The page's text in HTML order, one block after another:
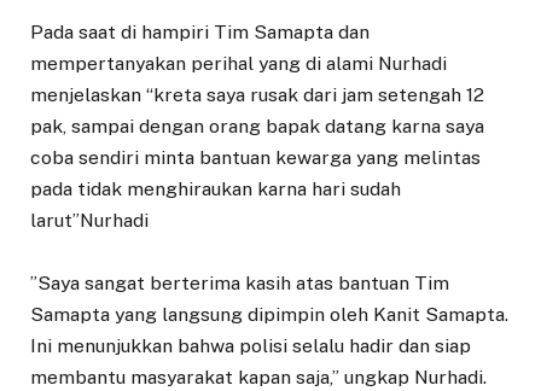
‎Pada saat di hampiri Tim Samapta dan
mempertanyakan perihal yang di alami Nurhadi
menjelaskan “kreta saya rusak dari jam setengah 12
pak, sampai dengan orang bapak datang karna saya
coba sendiri minta bantuan kewarga yang melintas
pada tidak menghiraukan karna hari sudah
larut”Nurhadi
‎”Saya sangat berterima kasih atas bantuan Tim
Samapta yang langsung dipimpin oleh Kanit Samapta.
Ini menunjukkan bahwa polisi selalu hadir dan siap
membantu masyarakat kapan saja,” ungkap Nurhadi.